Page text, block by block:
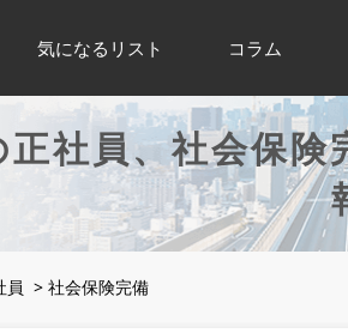
気になるリスト コラム
社員、社会保
員 > 社会保険完備